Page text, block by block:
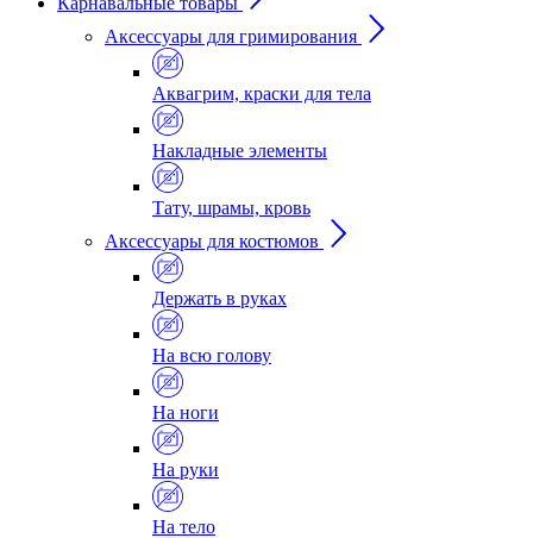
Аксессуары для гримирования
Аквагрим, краски для тела
Накладные элементы
Тату, шрамы, кровь
Аксессуары для костюмов
Держать в руках
На всю голову
На ноги
На руки
На тело